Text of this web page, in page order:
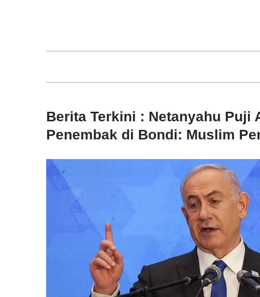
Berita Terkini : Netanyahu Puji
Penembak di Bondi: Muslim